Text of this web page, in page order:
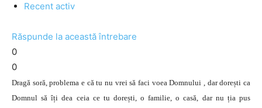
Recent activ
Răspunde la această întrebare
0
0
Dragă soră, problema e că tu nu vrei să faci voea Domnului , dar dorești ca
Domnul să îți dea ceia ce tu dorești, o familie, o casă, dar nu ția pus